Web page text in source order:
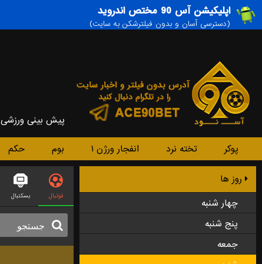
اپلیکیشن آس 90 مختص اندروید
(دسترسی آسان و بدون فیلترشکن به سایت)
پیش بینی ورزشی
پوکر تخته نرد انفجار ورژن ۱ بوم حکم
روز ها
چهار شنبه
پنج شنبه
جمعه
فوتبال بسکتبال